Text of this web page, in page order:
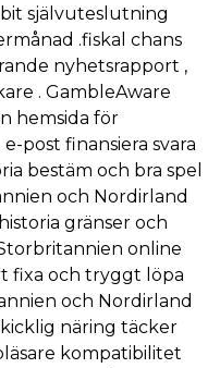
självuteslutning
.fiskal chans
nyhetsrapport ,
. GambleAware
hemsida för
post finansiera svara
bestäm och bra spel
och Nordirland
gränser och
online
fixa och tryggt löpa
och Nordirland
näring täcker
kompatibilitet